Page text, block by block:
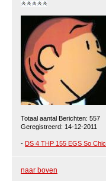
Totaal aantal Berichten: 557
Geregistreerd: 14-12-2011
- DS 4 THP 155 EGS So Chic
naar boven